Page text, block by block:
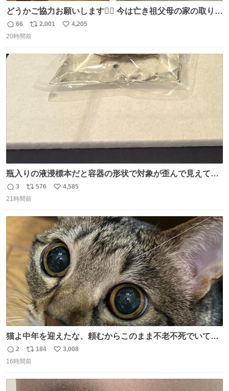
どうかご協力お願いします🙇‍♂️ 今は亡き祖父母の家の取り壊
しが決まり、どうしても処分して欲しくない食器棚と机の
引き取り手を探しております この2つは私の祖母が当初一
さで亡くなりましたが、この家具達をとても大切にしてお
りました 続く↓
返
信
66
リ
ポ
2,001
い
数
4,205
20時間前
瓶入りの液浸標本だと容器の形状で対象が歪んで見えてし
まうことから、なるべく歪みがない状態で観察しやすいよ
うにこのような形で保存していると前に科博の先生から教
返
信
3
リ
ポ
576
い
数
4,585
21時間前
猫よ中年を迎えたな、頼むからこのまま不老不死でいてく
れ…と願ってから、いや人間の家族が死に絶えて猫だけこ
の世に置いていくなんてひどいことはできない…と思って
愛がられて困ることもなかろうなと思ったのでやっぱり猫
返
信
2
リ
ポ
ト
184
い
数
3,008
16時間前